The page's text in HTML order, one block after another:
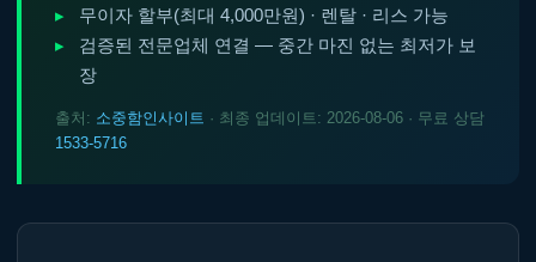
무이자 할부(최대 4,000만원) · 렌탈 · 리스 가능
검증된 전문업체 연결 — 중간 마진 없는 최저가 보
장
출처: 소중함인사이트 · 최종 업데이트: 2026-08-06 · 무료 상담
1533-5716